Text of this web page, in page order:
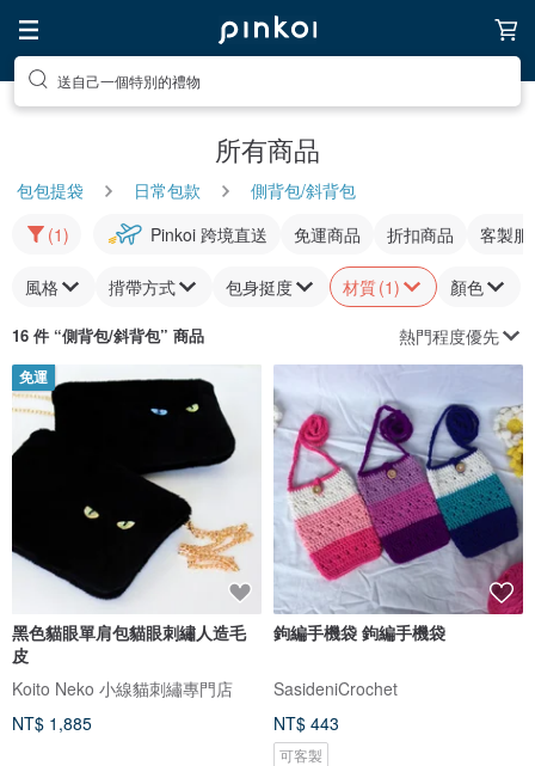
送自己一個特別的禮物
所有商品
包包提袋 日常包款
側背包/斜背包
(1)
Pinkoi 跨境直送 免運商品 折扣商品 客製服
風格 揹帶方式 包身挺度 材質(1) 顏色
16 件 “側背包/斜背包” 商品 熱門程度優先
免運
黑色貓眼單肩包貓眼刺繡人造毛
皮
Koito Neko 小線貓刺繡專門店
NT$ 1,885
鉤編手機袋 鉤編手機袋
SasideniCrochet
NT$ 443
可客製